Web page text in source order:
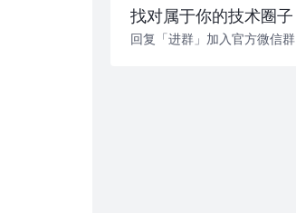
找对属于你的技术圈子
回复「进群」加入官方微信群